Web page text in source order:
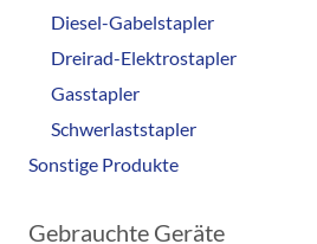
Diesel-Gabelstapler
Dreirad-Elektrostapler
Gasstapler
Schwerlaststapler
Sonstige Produkte
Gebrauchte Geräte